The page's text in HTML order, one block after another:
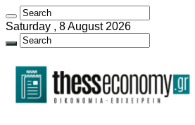
Saturday , 8 August 2026